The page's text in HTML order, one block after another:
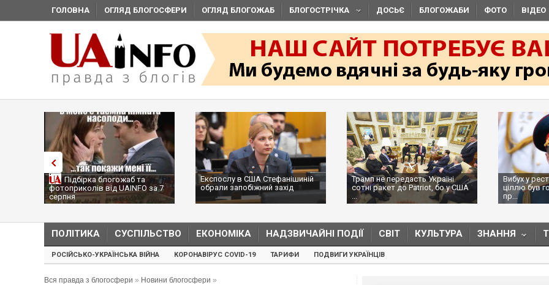
ГОЛОВНА ОГЛЯД БЛОГОСФЕРИ ОГЛЯД БЛОГОЖАБ БЛОГОСТРІЧКА ДОСЬЄ БЛОГОЖАБИ ФОТО ВІДЕО
Підбірка блогожаб та
фотоприколів від UAINFO за 7
серпня
Експослу в США Стефанішиній
обрали запобіжний захід
Трамп не передасть Україні
сотні ракет до Patriot, бо у США
...
Вибух у
ціллю був
пр...
ПОЛІТИКА СУСПІЛЬСТВО ЕКОНОМІКА НАДЗВИЧАЙНІ ПОДІЇ СВІТ КУЛЬТУРА ЗНАННЯ
РОСІЙСЬКО-УКРАЇНСЬКА ВІЙНА КОРОНАВІРУС COVID-19 ТАРИФИ ПОДВИГИ УКРАЇНЦІВ
Вся правда з блогосфери » Новини блогосфери »